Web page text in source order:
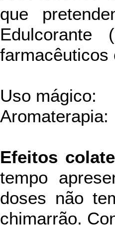
que
farmacêuticos
Uso mágico:
Aromaterapia:
Efeitos
tempo
doses não
chimarrão.